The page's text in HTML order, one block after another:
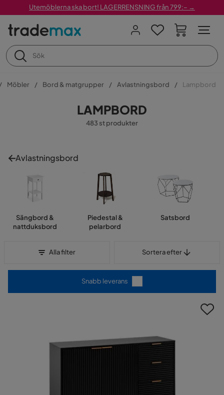
Utemöblerna ska bort! LAGERRENSNING från 799:– →
Möbler Bord & matgrupper Avlastningsbord Lampbord
LAMPBORD
483 st produkter
Avlastningsbord
Sängbord &
nattduksbord
Piedestal &
pelarbord
Satsbord
Alla filter Sortera efter
Snabb leverans